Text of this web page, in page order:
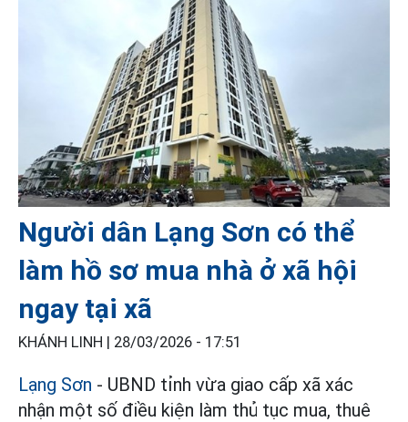
Người dân Lạng Sơn có thể
làm hồ sơ mua nhà ở xã hội
ngay tại xã
KHÁNH LINH | 28/03/2026 - 17:51
Lạng Sơn - UBND tỉnh vừa giao cấp xã xác
nhận một số điều kiện làm thủ tục mua, thuê